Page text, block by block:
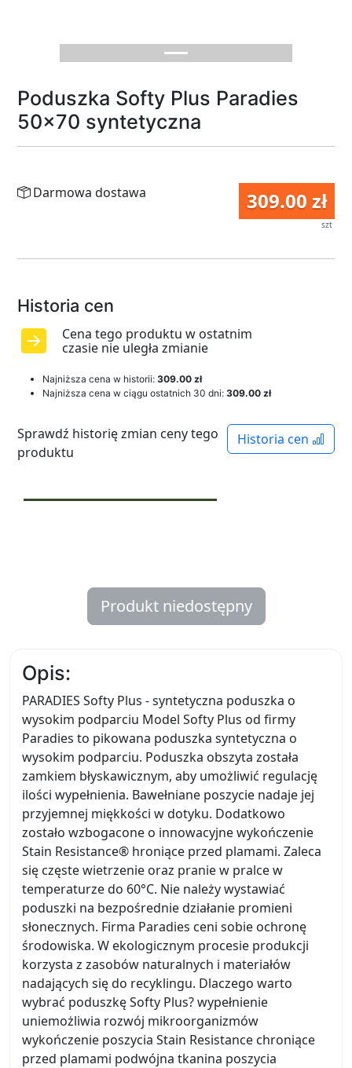
Poduszka Softy Plus Paradies
50x70 syntetyczna
309.00 zł
szt
Darmowa dostawa
Historia cen
Cena tego produktu w ostatnim
czasie nie uległa zmianie
Najniższa cena w historii: 309.00 zł
Najniższa cena w ciągu ostatnich 30 dni: 309.00 zł
Historia cen
Sprawdź historię zmian ceny tego
produktu
Produkt niedostępny
Opis:
PARADIES Softy Plus - syntetyczna poduszka o
wysokim podparciu Model Softy Plus od firmy
Paradies to pikowana poduszka syntetyczna o
wysokim podparciu. Poduszka obszyta została
zamkiem błyskawicznym, aby umożliwić regulację
ilości wypełnienia. Bawełniane poszycie nadaje jej
przyjemnej miękkości w dotyku. Dodatkowo
zostało wzbogacone o innowacyjne wykończenie
Stain Resistance® hroniące przed plamami. Zaleca
się częste wietrzenie oraz pranie w pralce w
temperaturze do 60°C. Nie należy wystawiać
poduszki na bezpośrednie działanie promieni
słonecznych. Firma Paradies ceni sobie ochronę
środowiska. W ekologicznym procesie produkcji
korzysta z zasobów naturalnych i materiałów
nadających się do recyklingu. Dlaczego warto
wybrać poduszkę Softy Plus? wypełnienie
uniemożliwia rozwój mikroorganizmów
wykończenie poszycia Stain Resistance chroniące
przed plamami podwójna tkanina poszycia